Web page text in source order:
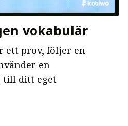
vokabulär
ett prov, följer en
en
till ditt eget